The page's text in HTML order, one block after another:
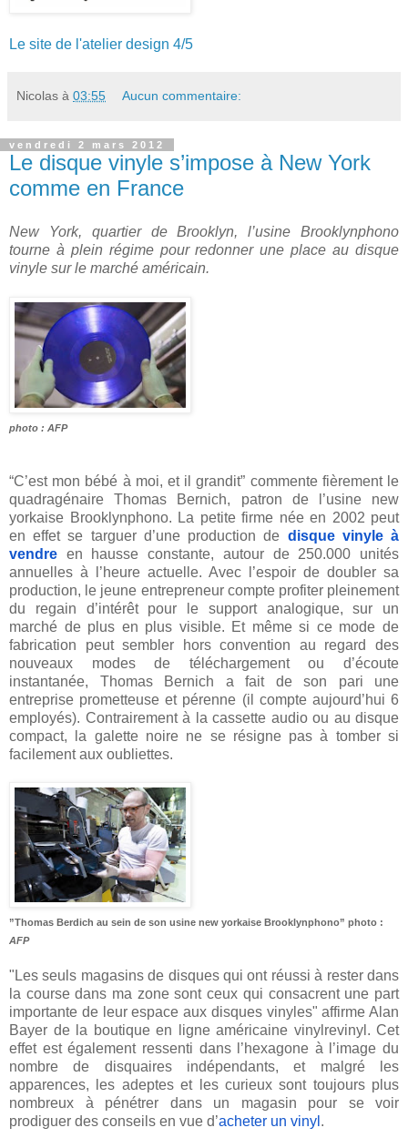
Le site de l'atelier design 4/5
Nicolas à 03:55 Aucun commentaire:
vendredi 2 mars 2012
Le disque vinyle s’impose à New York
comme en France
New York, quartier de Brooklyn, l’usine Brooklynphono
tourne à plein régime pour redonner une place au disque
vinyle sur le marché américain.
photo : AFP
“C’est mon bébé à moi, et il grandit” commente fièrement le
quadragénaire Thomas Bernich, patron de l’usine new
yorkaise Brooklynphono. La petite firme née en 2002 peut
en effet se targuer d’une production de disque vinyle à
vendre en hausse constante, autour de 250.000 unités
annuelles à l’heure actuelle. Avec l’espoir de doubler sa
production, le jeune entrepreneur compte profiter pleinement
du regain d’intérêt pour le support analogique, sur un
marché de plus en plus visible. Et même si ce mode de
fabrication peut sembler hors convention au regard des
nouveaux modes de téléchargement ou d’écoute
instantanée, Thomas Bernich a fait de son pari une
entreprise prometteuse et pérenne (il compte aujourd’hui 6
employés). Contrairement à la cassette audio ou au disque
compact, la galette noire ne se résigne pas à tomber si
facilement aux oubliettes.
”Thomas Berdich au sein de son usine new yorkaise Brooklynphono” photo :
AFP
"Les seuls magasins de disques qui ont réussi à rester dans
la course dans ma zone sont ceux qui consacrent une part
importante de leur espace aux disques vinyles" affirme Alan
Bayer de la boutique en ligne américaine vinylrevinyl. Cet
effet est également ressenti dans l’hexagone à l’image du
nombre de disquaires indépendants, et malgré les
apparences, les adeptes et les curieux sont toujours plus
nombreux à pénétrer dans un magasin pour se voir
prodiguer des conseils en vue d’acheter un vinyl .